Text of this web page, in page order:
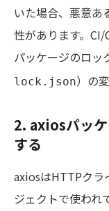
いた場合、悪意あ
性があります。CI/
パッケージのロッ
lock.json）の
2. axiosパッ
する
axiosはHTTPクラ
ジェクトで使われ